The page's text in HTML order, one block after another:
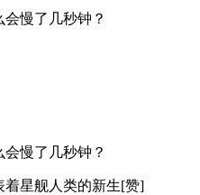
着星舰人类的新生[赞]